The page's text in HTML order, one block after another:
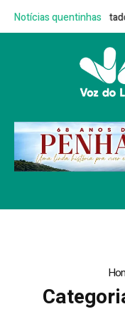
Notícias quentinhas
Balneário Piçarras terá